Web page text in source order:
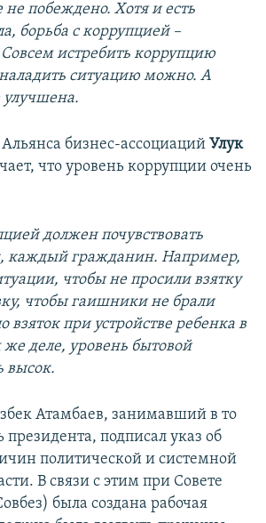
побеждено. Хотя и есть
борьба с коррупцией –
истребить коррупцию
ситуацию можно. А
улучшена.
бизнес-ассоциаций Улук
что уровень коррупции очень
должен почувствовать
каждый гражданин. Например,
чтобы не просили взятку
чтобы гаишники не брали
взяток при устройстве ребенка в
деле, уровень бытовой
высок.
Атамбаев, занимавший в то
подписал указ об
политической и системной
В связи с этим при Совете
была создана рабочая